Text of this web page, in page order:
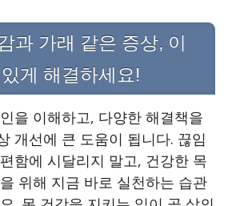
과 가래 같은 증상, 이
게 해결하세요!
을 이해하고, 다양한 해결책을
개선에 큰 도움이 됩니다. 끊임
함에 시달리지 말고, 건강한 목
위해 지금 바로 실천하는 습관